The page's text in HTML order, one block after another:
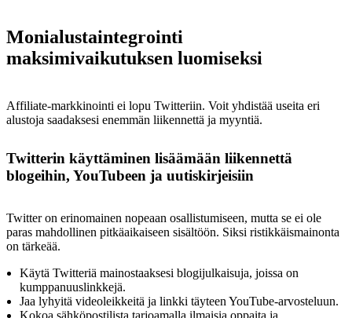
Monialustaintegrointi
maksimivaikutuksen luomiseksi
Affiliate-markkinointi ei lopu Twitteriin. Voit yhdistää useita eri
alustoja saadaksesi enemmän liikennettä ja myyntiä.
Twitterin käyttäminen lisäämään liikennettä
blogeihin, YouTubeen ja uutiskirjeisiin
Twitter on erinomainen nopeaan osallistumiseen, mutta se ei ole
paras mahdollinen pitkäaikaiseen sisältöön. Siksi ristikkäismainonta
on tärkeää.
Käytä Twitteriä mainostaaksesi blogijulkaisuja, joissa on
kumppanuuslinkkejä.
Jaa lyhyitä videoleikkeitä ja linkki täyteen YouTube-arvosteluun.
Kokoa sähköpostilista tarjoamalla ilmaisia oppaita ja